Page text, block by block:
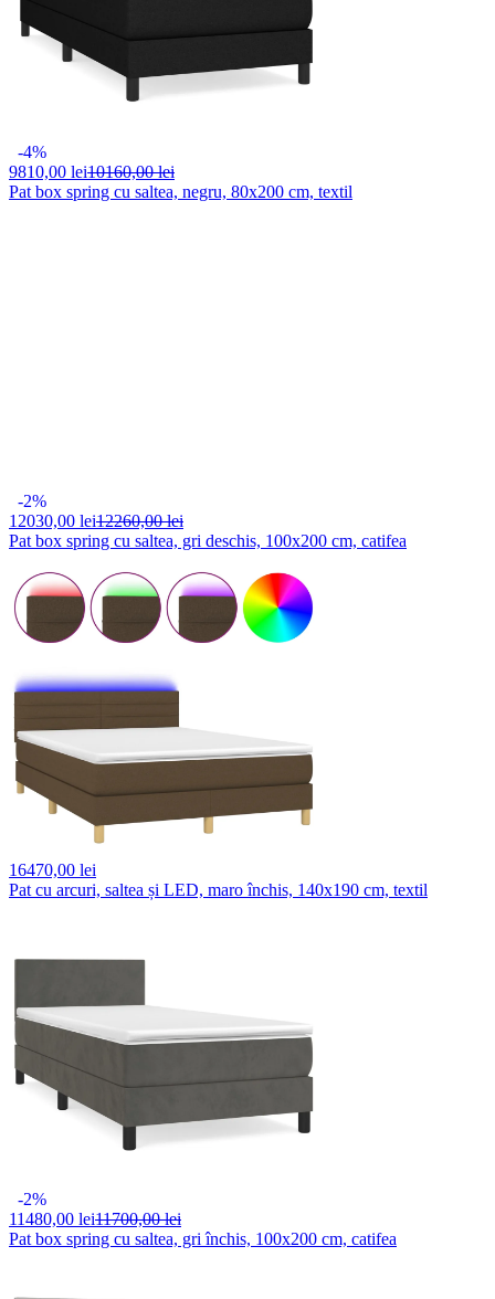
-4%
9810,00 lei10160,00 lei
Pat box spring cu saltea, negru, 80x200 cm, textil
-2%
12030,00 lei12260,00 lei
Pat box spring cu saltea, gri deschis, 100x200 cm, catifea
16470,00 lei
Pat cu arcuri, saltea și LED, maro închis, 140x190 cm, textil
-2%
11480,00 lei11700,00 lei
Pat box spring cu saltea, gri închis, 100x200 cm, catifea